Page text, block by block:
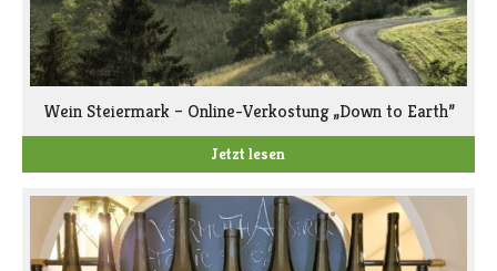
Wein Steiermark – Online-Verkostung „Down to Earth”
Jetzt lesen